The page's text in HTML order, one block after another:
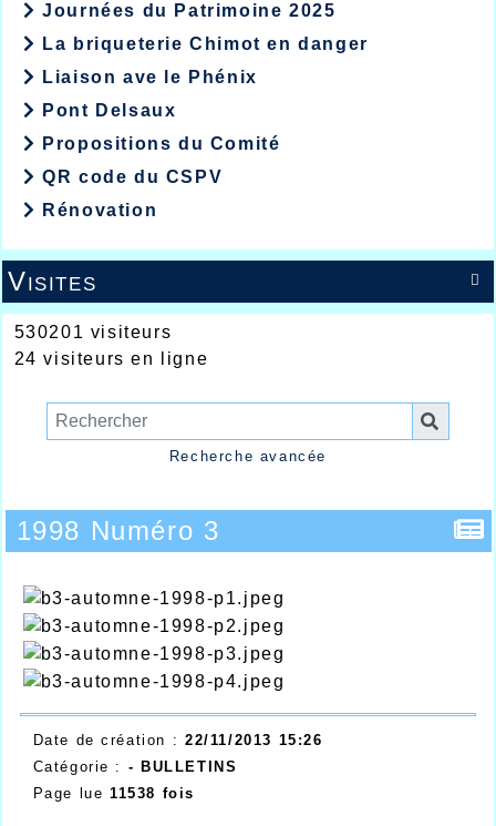
Journées du Patrimoine 2025
La briqueterie Chimot en danger
Liaison ave le Phénix
Pont Delsaux
Propositions du Comité
QR code du CSPV
Rénovation

Visites
530201 visiteurs
24 visiteurs en ligne
Recherche avancée
1998 Numéro 3
Date de création : 22/11/2013 15:26
Catégorie : - BULLETINS
Page lue 11538 fois